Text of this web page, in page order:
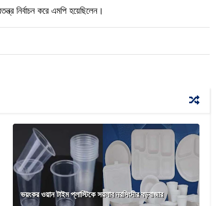
নির্বাচন করে এমপি হয়েছিলেন।
ভয়ংকর ওয়ান টাইম প্লাস্টিকে সয়লাব নরসিংদীর বড়বাজার